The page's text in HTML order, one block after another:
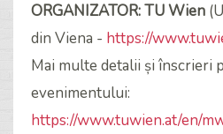
ORGANIZATOR: TU Wien
din Viena - https://
Mai multe detalii și înscrieri
evenimentului:
https://www.tuwien.at/en/